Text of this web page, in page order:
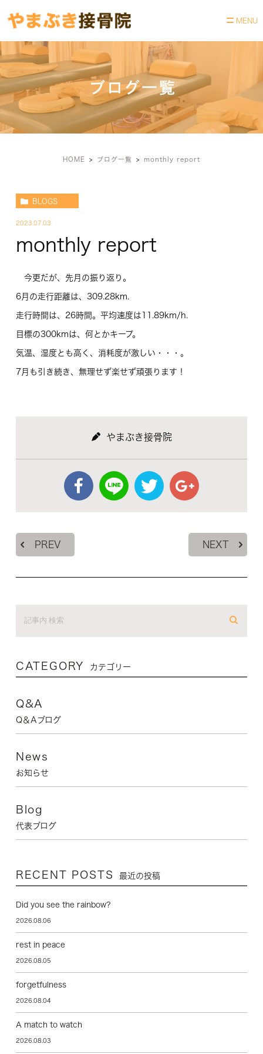
ブログ一覧
HOME ブログ一覧 monthly report
BLOGS
2023.07.03
monthly report
今更だが、先月の振り返り。
6月の走行距離は、309.28km.
走行時間は、26時間。平均速度は11.89km/h.
目標の300kmは、何とかキープ。
気温、湿度とも高く、消耗度が激しい・・・。
7月も引き続き、無理せず楽せず頑張ります！
やまぶき接骨院
PREV NEXT
CATEGORY カテゴリー
Q&A
Q＆Aブログ
News
お知らせ
Blog
代表ブログ
RECENT POSTS 最近の投稿
Did you see the rainbow?
2026.08.06
rest in peace
2026.08.05
forgetfulness
2026.08.04
A match to watch
2026.08.03